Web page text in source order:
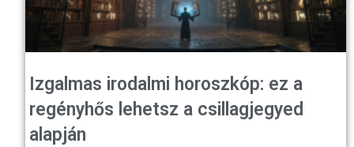
Izgalmas irodalmi horoszkóp: ez a
regényhős lehetsz a csillagjegyed
alapján